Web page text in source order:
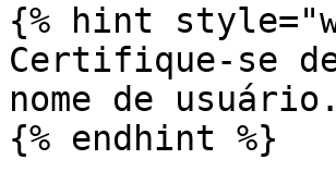
{% hint
Certifique-se
nome de usuário.
{% endhint %}